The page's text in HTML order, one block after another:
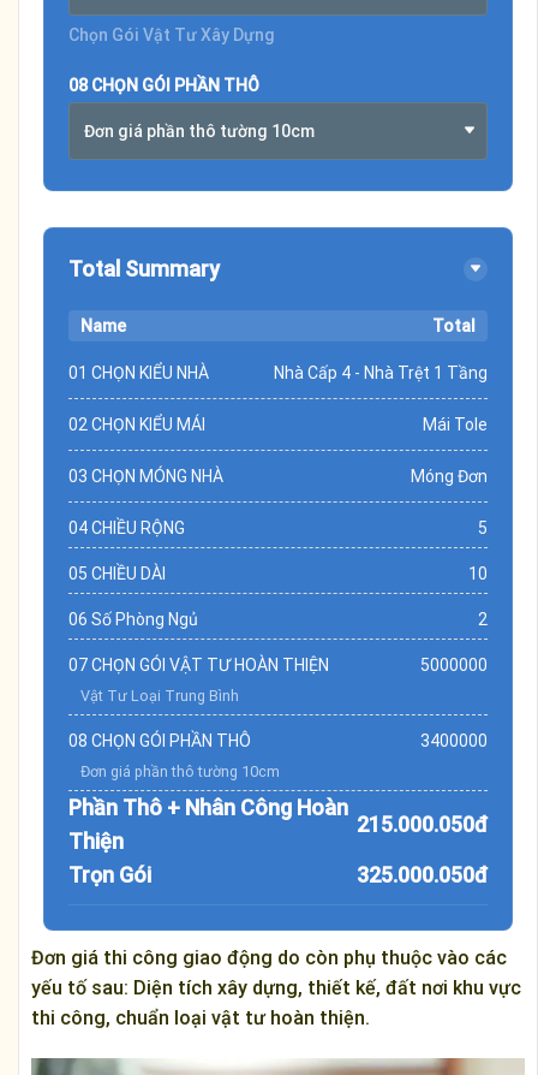
Chọn Gói Vật Tư Xây Dựng
08 CHỌN GÓI PHẦN THÔ
Đơn giá phần thô tường 10cm
Total Summary
Name Total
01 CHỌN KIỂU NHÀ Nhà Cấp 4 - Nhà Trệt 1 Tầng
02 CHỌN KIỂU MÁI Mái Tole
03 CHỌN MÓNG NHÀ Móng Đơn
04 CHIỀU RỘNG 5
05 CHIỀU DÀI 10
06 Số Phòng Ngủ 2
07 CHỌN GÓI VẬT TƯ HOÀN THIỆN
Vật Tư Loại Trung Bình
5000000
08 CHỌN GÓI PHẦN THÔ
Đơn giá phần thô tường 10cm
3400000
Phần Thô + Nhân Công Hoàn
Thiện
215.000.050đ
Trọn Gói
325.000.050đ
Đơn giá thi công giao động do còn phụ thuộc vào các
yếu tố sau: Diện tích xây dựng, thiết kế, đất nơi khu vực
thi công, chuẩn loại vật tư hoàn thiện.